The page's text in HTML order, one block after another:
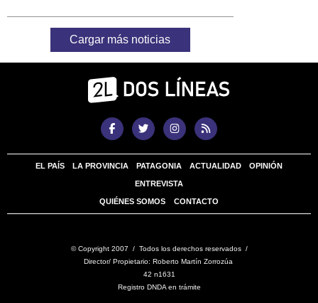
Cargar más noticias
EL PAÍS LA PROVINCIA PATAGONIA ACTUALIDAD OPINIÓN
ENTREVISTA
QUIÉNES SOMOS CONTACTO
© Copyright 2007 / Todos los derechos reservados /
Director/ Propietario: Roberto Martín Zorrozúa
42 n1631
Registro DNDA en trámite